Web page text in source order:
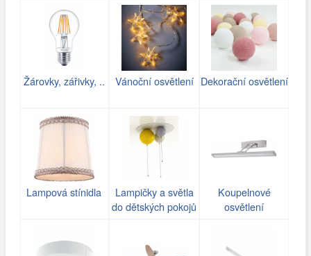
Žárovky, zářivky, .. Vánoční osvětlení Dekorační osvětlení
Lampová stínidla
Lampičky a světla
do dětských pokojů
Koupelnové
osvětlení